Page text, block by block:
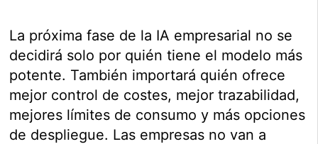
La próxima fase de la IA empresarial no se
decidirá solo por quién tiene el modelo más
potente. También importará quién ofrece
mejor control de costes, mejor trazabilidad,
mejores límites de consumo y más opciones
de despliegue. Las empresas no van a